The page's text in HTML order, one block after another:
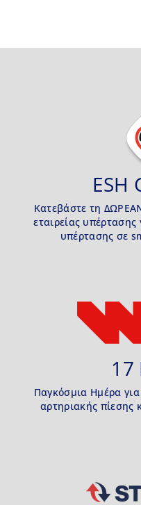
ESH
Κατεβάστε τη
εταιρείας
υπέρτασης σε
17
Παγκόσμια Ημέρα
αρτηριακής πίεσης